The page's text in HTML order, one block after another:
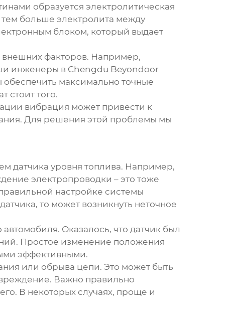
образуется электролитическая
тем больше электролита между
блоком, который выдает
внешних факторов. Например,
инженеры в Chengdu Beyondoor
максимально точные
стоит того.
вибрация может привести к
Для решения этой проблемы мы
датчика уровня топлива. Например,
электропроводки – это тоже
настройке системы
то может возникнуть неточное
Оказалось, что датчик был
Простое изменение положения
эффективными.
или обрыва цепи. Это может быть
Важно правильно
В некоторых случаях, проще и